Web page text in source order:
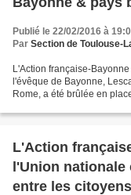
Publié le 22/02/2016 à
Par Section de Toulouse-
L'Action française-
l'évêque de Bayonne,
Rome, a été brûlée en
L'Action
l'Union nationale
entre les citoyens